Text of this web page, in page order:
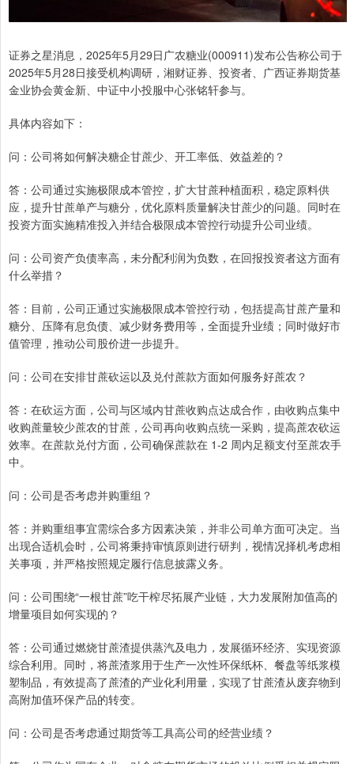
证券之星消息，2025年5月29日广农糖业(000911)发布公告称公司于
2025年5月28日接受机构调研，湘财证券、投资者、广西证券期货基
金业协会黄金新、中证中小投服中心张铭轩参与。
具体内容如下：
问：公司将如何解决糖企甘蔗少、开工率低、效益差的？
答：公司通过实施极限成本管控，扩大甘蔗种植面积，稳定原料供
应，提升甘蔗单产与糖分，优化原料质量解决甘蔗少的问题。同时在
投资方面实施精准投入并结合极限成本管控行动提升公司业绩。
问：公司资产负债率高，未分配利润为负数，在回报投资者这方面有
什么举措？
答：目前，公司正通过实施极限成本管控行动，包括提高甘蔗产量和
糖分、压降有息负债、减少财务费用等，全面提升业绩；同时做好市
值管理，推动公司股价进一步提升。
问：公司在安排甘蔗砍运以及兑付蔗款方面如何服务好蔗农？
答：在砍运方面，公司与区域内甘蔗收购点达成合作，由收购点集中
收购蔗量较少蔗农的甘蔗，公司再向收购点统一采购，提高蔗农砍运
效率。在蔗款兑付方面，公司确保蔗款在 1-2 周内足额支付至蔗农手
中。
问：公司是否考虑并购重组？
答：并购重组事宜需综合多方因素决策，并非公司单方面可决定。当
出现合适机会时，公司将秉持审慎原则进行研判，视情况择机考虑相
关事项，并严格按照规定履行信息披露义务。
问：公司围绕“一根甘蔗”吃干榨尽拓展产业链，大力发展附加值高的
增量项目如何实现的？
答：公司通过燃烧甘蔗渣提供蒸汽及电力，发展循环经济、实现资源
综合利用。同时，将蔗渣浆用于生产一次性环保纸杯、餐盘等纸浆模
塑制品，有效提高了蔗渣的产业化利用量，实现了甘蔗渣从废弃物到
高附加值环保产品的转变。
问：公司是否考虑通过期货等工具高公司的经营业绩？